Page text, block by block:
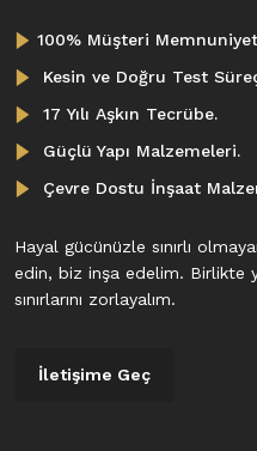
100% Müşteri
Kesin ve Doğru Test
17 Yılı Aşkın Tecrübe.
Güçlü Yapı Malzemeleri.
Çevre Dostu İnşaat
Hayal gücünüzle sınırlı
edin, biz inşa edelim. Birlikte
sınırlarını zorlayalım.
İletişime Geç